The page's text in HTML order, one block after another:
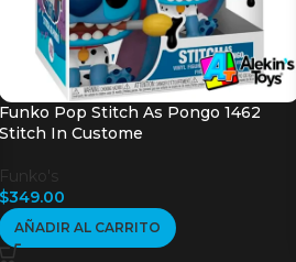
Funko Pop Stitch As Pongo 1462
Stitch In Custome
Funko's
$349.00
AÑADIR AL CARRITO